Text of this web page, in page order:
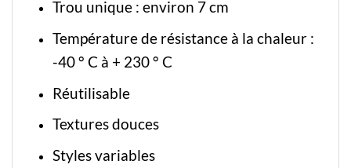
Trou unique : environ 7 cm
Température de résistance à la chaleur :
-40 ° C à + 230 ° C
Réutilisable
Textures douces
Styles variables